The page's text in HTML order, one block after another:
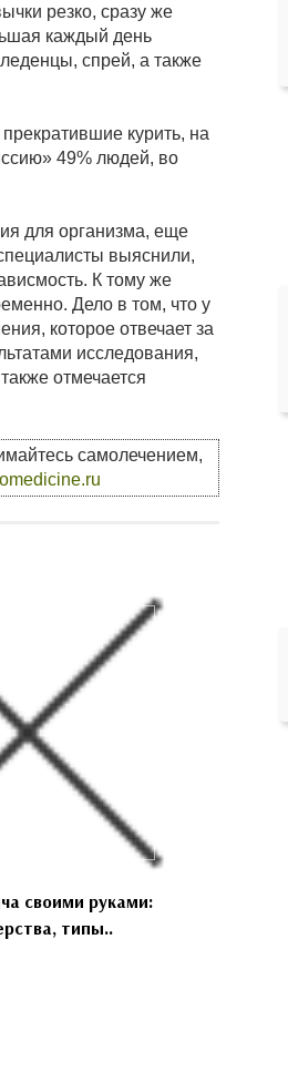
резко, сразу же
каждый день
спрей, а также
курить, на
49% людей, во
для организма, еще
выяснили,
К тому же
Дело в том, что у
которое отвечает за
исследования,
отмечается
самолечением,
своими руками:
типы..